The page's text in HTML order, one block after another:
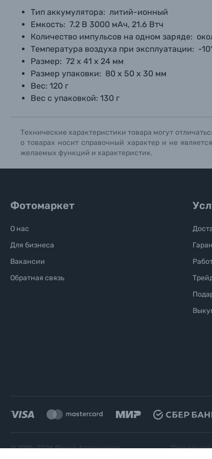
Книги о фотографии, альбомы известных
Солнцезащитные очки
Б/У фототехника (Комиссионные товары)
Тип аккумулятора: литий-ионный
Емкость: 7.2 В 3000 мАч, 21.6 Втч
Количество импульсов на одном заряде:
Температура воздуха при эксплуатации: -
Размер: 72 х 41 х 24 мм
Размер упаковки: 80 х 50 х 30 мм
Вес: 120 г
Вес с упаковкой: 130 г
Технические характеристики товара могут
о товарах носит справочный характер и не
желаемых функций и характеристик.
Фотомаркет
О нас
Для бизнеса
Вакансии
Обратная связь
© 1995-2026Яркий фотомаркет